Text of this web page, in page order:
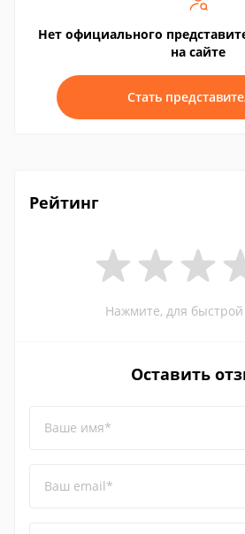
Нет официального
на сайте
Стать
Рейтинг
Нажмите, для
Оставить
Ваше имя*
Ваш email*